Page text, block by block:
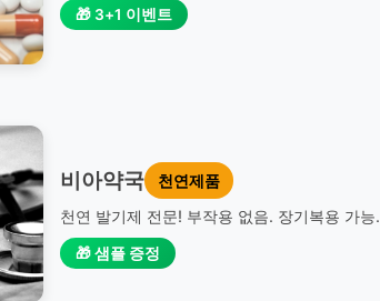
🎁 3+1 이벤트
비아약국
천연제품
천연 발기제 전문! 부작용 없음. 장기복용 가능.
🎁 샘플 증정